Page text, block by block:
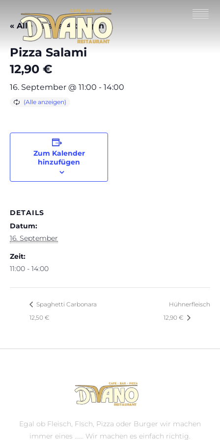
« Alle Veranstaltungen
Pizza Salami
12,90 €
16. September @ 11:00 - 14:00
Zum Kalender
hinzufügen
DETAILS
Datum:
16. September
Zeit:
11:00 - 14:00
Spaghetti Carbonara
12,50 €
Hühnerfleisch
12,90 €
Egal ob Fleisch, FIsch, Pizza oder Burger wir machen
immer eines ...... Wir machen es einfach richtig.